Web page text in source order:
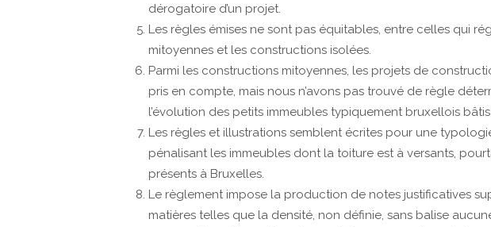
dérogatoire d’un projet.
Les règles émises ne sont pas équitables, entre celles qui
mitoyennes et les constructions isolées.
Parmi les constructions mitoyennes, les projets de
pris en compte, mais nous n’avons pas trouvé de règle
l’évolution des petits immeubles typiquement bruxellois
Les règles et illustrations semblent écrites pour une
pénalisant les immeubles dont la toiture est à versants,
présents à Bruxelles.
Le règlement impose la production de notes justificatives
matières telles que la densité, non définie, sans balise